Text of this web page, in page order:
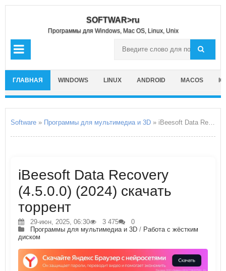
SOFTWAR>ru
Программы для Windows, Mac OS, Linux, Unix
ГЛАВНАЯ WINDOWS LINUX ANDROID MACOS
Software » Программы для мультимедиа и 3D » iBeesoft Data Recovery
iBeesoft Data Recovery
(4.5.0.0) (2024) скачать
торрент
29-июн, 2025, 06:30 3 475
0
Программы для мультимедиа и 3D / Работа с жёстким
диском